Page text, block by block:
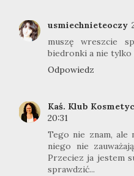
usmiechnieteoczy
muszę wreszcie
biedronki a nie tylko
Odpowiedz
Kaś. Klub
20:31
Tego nie znam, ale
niego nie
Przeciez ja jestem
sprawdzić...